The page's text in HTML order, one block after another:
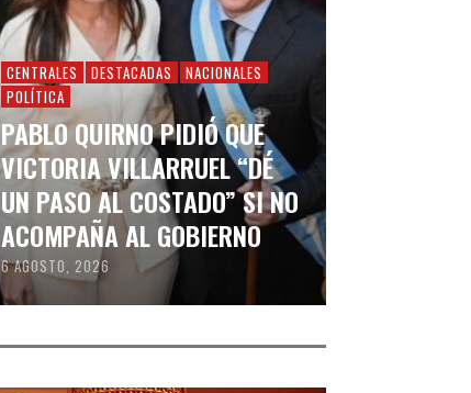
CENTRALES DESTACADAS
NACIONALES
POLÍTICA
PABLO QUIRNO PIDIÓ QUE
VICTORIA VILLARRUEL “DÉ
UN PASO AL COSTADO” SI NO
ACOMPAÑA AL GOBIERNO
6 AGOSTO, 2026